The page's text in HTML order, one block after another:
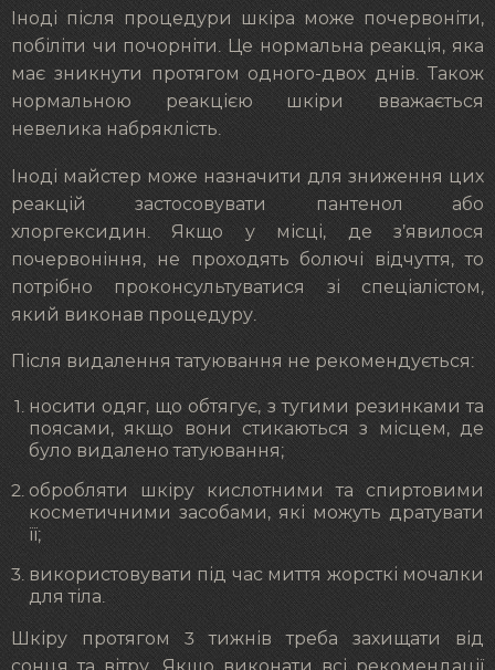
Іноді після процедури шкіра може почервоніти,
побіліти чи почорніти. Це нормальна реакція, яка
має зникнути протягом одного-двох днів. Також
нормальною реакцією шкіри вважається
невелика набряклість.
Іноді майстер може назначити для зниження цих
реакцій застосовувати пантенол або
хлоргексидин. Якщо у місці, де з’явилося
почервоніння, не проходять болючі відчуття, то
потрібно проконсультуватися зі спеціалістом,
який виконав процедуру.
Після видалення татуювання не рекомендується:
носити одяг, що обтягує, з тугими резинками та
поясами, якщо вони стикаються з місцем, де
було видалено татуювання;
обробляти шкіру кислотними та спиртовими
косметичними засобами, які можуть дратувати
її;
використовувати під час миття жорсткі мочалки
для тіла.
Шкіру протягом 3 тижнів треба захищати від